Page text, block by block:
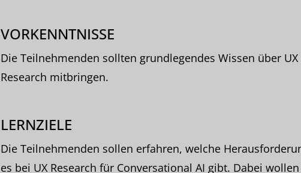
VORKENNTNISSE
Die Teilnehmenden sollten grundlegendes Wissen über UX
Research mitbringen.
LERNZIELE
Die Teilnehmenden sollen erfahren, welche
es bei UX Research für Conversational AI gibt. Dabei